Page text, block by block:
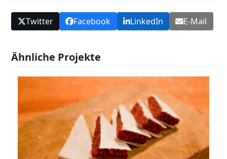
Twitter Facebook LinkedIn E-Mail
Ähnliche Projekte